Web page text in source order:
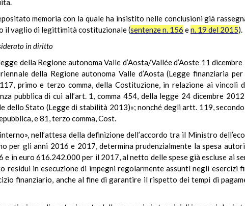
memoria con la quale ha insistito nelle conclusioni già
il vaglio di legittimità costituzionale (sentenze n. 156 en. 19 del 2015).
in diritto
della Regione autonoma Valle d’Aosta/Vallée d’Aoste 11 dicembre
della Regione autonoma Valle d’Aosta (Legge finanziaria
primo e terzo comma, della Costituzione, in relazione ai vincoli
pubblica di cui all’art. 1, comma 454, della legge 24 dicembre
Stato (Legge di stabilità 2013)»; nonché degli artt. 119, secondo
e 81, terzo comma, Cost.
nell’attesa della definizione dell’accordo tra il Ministro
gli anni 2016 e 2017, determina prudenzialmente la spesa
in euro 616.242.000 per il 2017, al netto delle spese già escluse ai
in esecuzione di impegni regolarmente assunti negli esercizi
finanziario, anche al fine di garantire il rispetto dei tempi di